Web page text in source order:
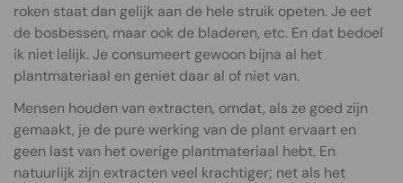
roken staat dan gelijk aan de hele struik opeten. Je eet
de bosbessen, maar ook de bladeren, etc. En dat bedoel
ik niet lelijk. Je consumeert gewoon bijna al het
plantmateriaal en geniet daar al of niet van.
Mensen houden van extracten, omdat, als ze goed zijn
gemaakt, je de pure werking van de plant ervaart en
geen last van het overige plantmateriaal hebt. En
natuurlijk zijn extracten veel krachtiger; net als het